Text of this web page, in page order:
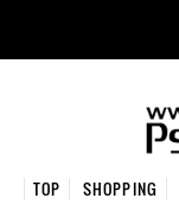
TOP SHOPPING